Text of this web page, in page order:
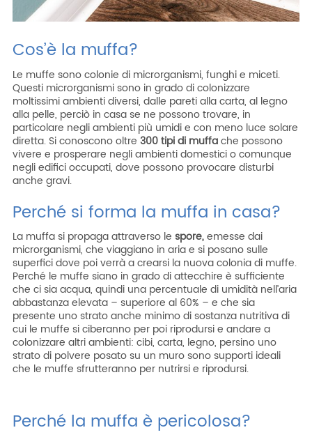
Lavora con noi
SHOP filtri
Cos’è la muffa?
Le muffe sono colonie di microrganismi, funghi e miceti.
Questi microrganismi sono in grado di colonizzare
moltissimi ambienti diversi, dalle pareti alla carta, al legno
alla pelle, perciò in casa se ne possono trovare, in
particolare negli ambienti più umidi e con meno luce solare
diretta. Si conoscono oltre 300 tipi di muffache possono
vivere e prosperare negli ambienti domestici o comunque
negli edifici occupati, dove possono provocare disturbi
anche gravi.
Perché si forma la muffa in casa?
La muffa si propaga attraverso le spore,emesse dai
microrganismi, che viaggiano in aria e si posano sulle
superfici dove poi verrà a crearsi la nuova colonia di muffe.
Perché le muffe siano in grado di attecchire è sufficiente
che ci sia acqua, quindi una percentuale di umidità nell’aria
abbastanza elevata – superiore al 60% – e che sia
presente uno strato anche minimo di sostanza nutritiva di
cui le muffe si ciberanno per poi riprodursi e andare a
colonizzare altri ambienti: cibi, carta, legno, persino uno
strato di polvere posato su un muro sono supporti ideali
che le muffe sfrutteranno per nutrirsi e riprodursi.
Perché la muffa è pericolosa?